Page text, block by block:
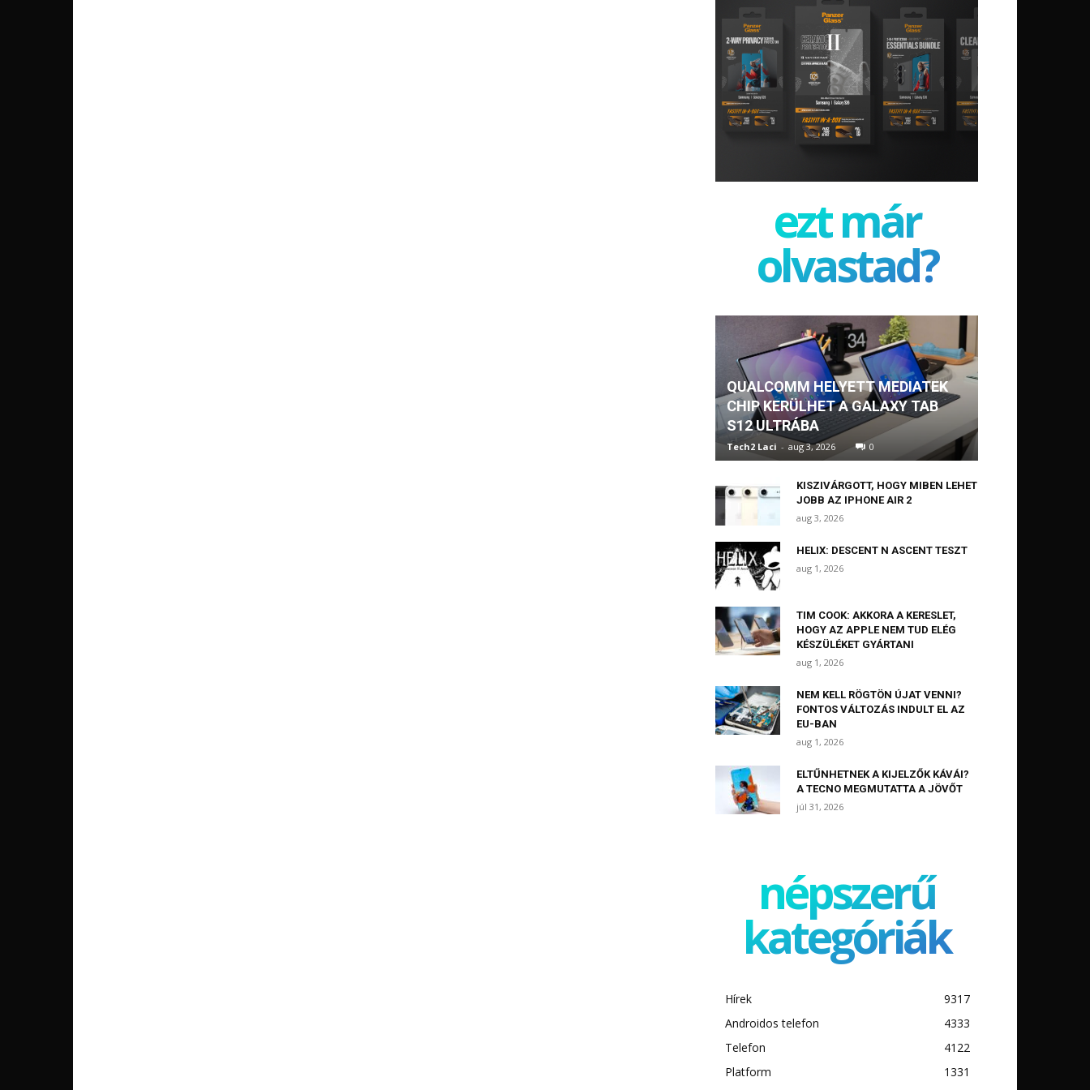
ezt már
olvastad?
QUALCOMM HELYETT MEDIATEK
CHIP KERÜLHET A GALAXY TAB
S12 ULTRÁBA
Tech2 Laci - aug 3, 2026 0
KISZIVÁRGOTT, HOGY MIBEN LEHET
JOBB AZ IPHONE AIR 2
aug 3, 2026
HELIX: DESCENT N ASCENT TESZT
aug 1, 2026
TIM COOK: AKKORA A KERESLET,
HOGY AZ APPLE NEM TUD ELÉG
KÉSZÜLÉKET GYÁRTANI
aug 1, 2026
NEM KELL RÖGTÖN ÚJAT VENNI?
FONTOS VÁLTOZÁS INDULT EL AZ
EU-BAN
aug 1, 2026
ELTŰNHETNEK A KIJELZŐK KÁVÁI?
A TECNO MEGMUTATTA A JÖVŐT
júl 31, 2026
népszerű
kategóriák
Hírek
9317
Androidos telefon
4333
Telefon
4122
Platform
1331